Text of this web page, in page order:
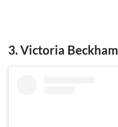
3. Victoria Beckham